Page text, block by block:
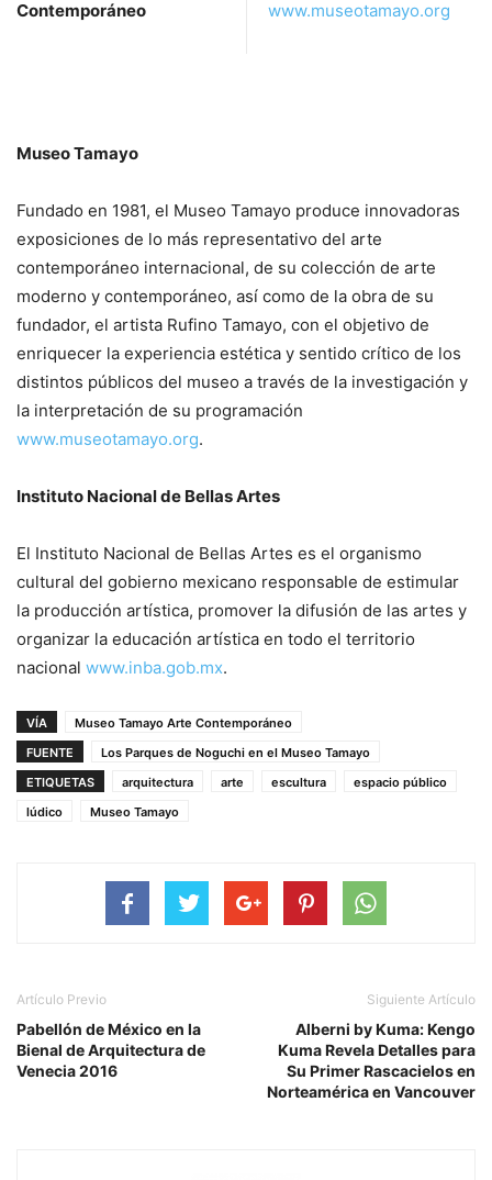
Contemporáneo www.museotamayo.org
Museo Tamayo
Fundado en 1981, el Museo Tamayo produce innovadoras
exposiciones de lo más representativo del arte
contemporáneo internacional, de su colección de arte
moderno y contemporáneo, así como de la obra de su
fundador, el artista Rufino Tamayo, con el objetivo de
enriquecer la experiencia estética y sentido crítico de los
distintos públicos del museo a través de la investigación y
la interpretación de su programación
www.museotamayo.org.
Instituto Nacional de Bellas Artes
El Instituto Nacional de Bellas Artes es el organismo
cultural del gobierno mexicano responsable de estimular
la producción artística, promover la difusión de las artes y
organizar la educación artística en todo el territorio
nacional www.inba.gob.mx.
VÍA
Museo Tamayo Arte Contemporáneo
FUENTE
Los Parques de Noguchi en el Museo Tamayo
ETIQUETAS
arquitectura arte escultura
espacio público
lúdico
Museo Tamayo
Artículo Previo
Pabellón de México en la
Bienal de Arquitectura de
Venecia 2016
Siguiente Artículo
Alberni by Kuma: Kengo
Kuma Revela Detalles para
Su Primer Rascacielos en
Norteamérica en Vancouver